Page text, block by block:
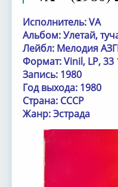
Исполнитель: VA
Альбом: Улетай,
Лейбл: Мелодия
Формат: Vinil, LP,
Запись: 1980
Год выхода: 1980
Страна: СССР
Жанр: Эстрада